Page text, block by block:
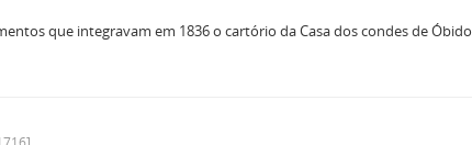
que integravam em 1836 o cartório da Casa dos condes de